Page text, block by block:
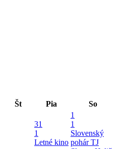
Št Pia So
31
1
Letné kino
1
1
Slovenský
pohár TJ